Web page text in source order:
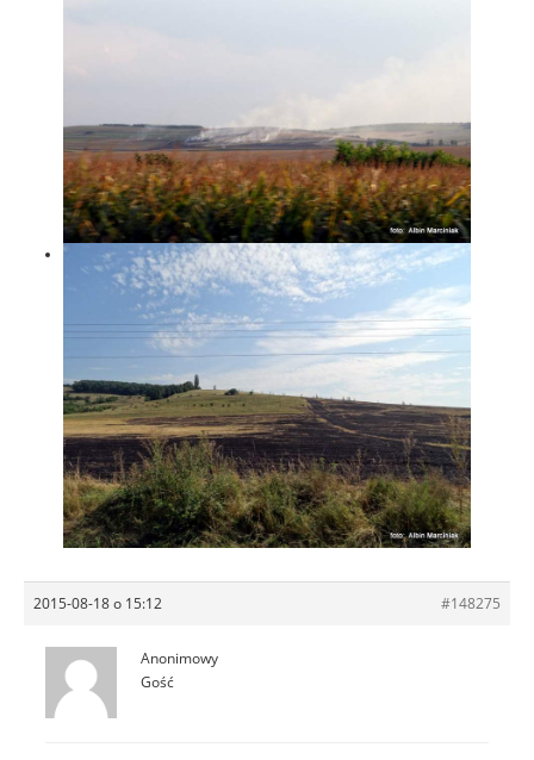
2015-08-18 o 15:12 #148275
Anonimowy
Gość